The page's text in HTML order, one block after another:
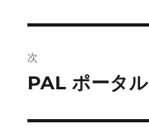
ビ
ゲ
ー
投
稿:
次
次
投
PAL ポータル